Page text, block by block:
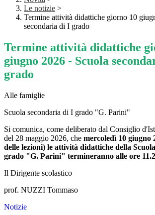
Le notizie >
Termine attività didattiche giorno 10
secondaria di I grado
Termine attività didattiche
giugno 2026 - Scuola
grado
Alle famiglie
Scuola secondaria di I grado "G. Parini"
Si comunica, come deliberato dal Consiglio
del 28 maggio 2026, che mercoledì 10 giugno
delle lezioni) le attività didattiche della
grado "G. Parini" termineranno alle ore
Il Dirigente scolastico
prof. NUZZI Tommaso
Notizie